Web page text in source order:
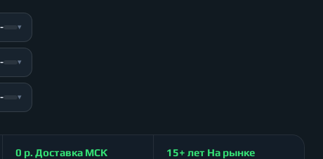
▾
▾
▾
0 р. Доставка МСК 15+ лет На рынке